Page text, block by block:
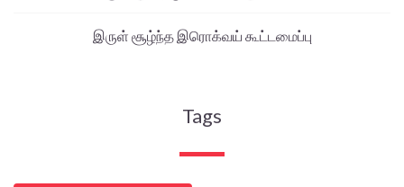
இருள் சூழ்ந்த இரொக்வய் கூட்டமைப்பு
Tags